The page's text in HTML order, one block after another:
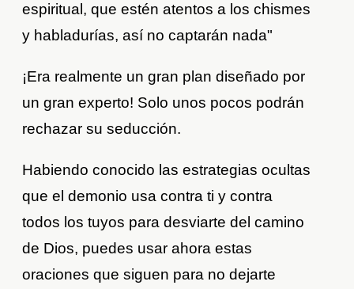
espiritual, que estén atentos a los chismes
y habladurías, así no captarán nada"
¡Era realmente un gran plan diseñado por
un gran experto! Solo unos pocos podrán
rechazar su seducción.
Habiendo conocido las estrategias ocultas
que el demonio usa contra ti y contra
todos los tuyos para desviarte del camino
de Dios, puedes usar ahora estas
oraciones que siguen para no dejarte